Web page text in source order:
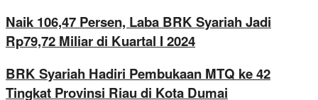
Naik 106,47 Persen, Laba BRK Syariah Jadi
Rp79,72 Miliar di Kuartal I 2024
BRK Syariah Hadiri Pembukaan MTQ ke 42
Tingkat Provinsi Riau di Kota Dumai